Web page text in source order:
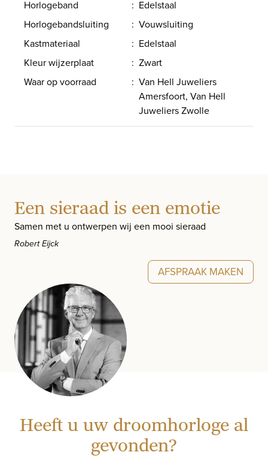
Horlogeband : Edelstaal
Horlogebandsluiting
: Vouwsluiting
Kastmateriaal
: Edelstaal
Kleur wijzerplaat
: Zwart
Waar op voorraad
: Van Hell Juweliers
Amersfoort, Van Hell
Juweliers Zwolle
Een sieraad is een emotie
Samen met u ontwerpen wij een mooi sieraad
Robert Eijck
AFSPRAAK MAKEN
Heeft u uw droomhorloge al
gevonden?